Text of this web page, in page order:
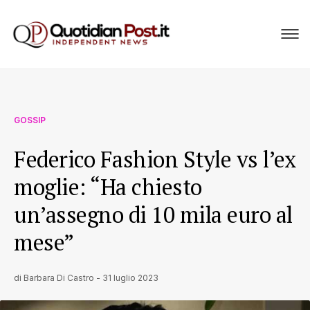
GOSSIP
Federico Fashion Style vs l’ex
moglie: “Ha chiesto
un’assegno di 10 mila euro al
mese”
di Barbara Di Castro - 31 luglio 2023